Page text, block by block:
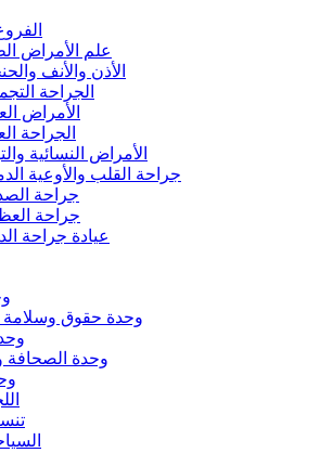
علم الأمراض
الأذن والأنف
الجراحة
الأمراض
الجراحة
الأمراض النسائية
جراحة القلب والأوعية
جراحة
جراحة
عيادة جراحة
وحدة حقوق وسلامة
وحدة الصحافة